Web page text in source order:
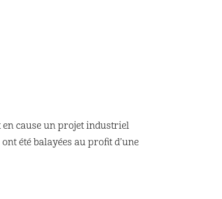
en cause un projet industriel
été balayées au profit d’une